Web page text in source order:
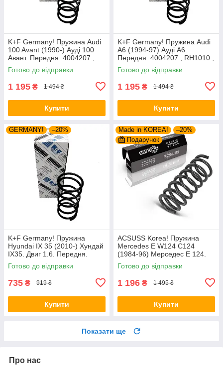
K+F Germany! Пружина Audi
100 Avant (1990-) Ауді 100
Авант. Передня. 4004207 ,
RH1010 , 997224. К+Ф
Німеччина
Готово до відправки
1 195 ₴ 1 494 ₴
Купити
K+F Germany! Пружина Audi
A6 (1994-97) Ауді А6.
Передня. 4004207 , RH1010 ,
997224. К+Ф Німеччина
Готово до відправки
1 195 ₴ 1 494 ₴
Купити
GERMANY! –20%
K+F Germany! Пружина
Hyundai IX 35 (2010-) Хундай
IX35. Двиг 1.6. Передня.
4037261 , RA3461 , 998967.
К+Ф Німеччина
Готово до відправки
735 ₴ 919 ₴
Купити
Made in KOREA!
–20%
Подарунок
ACSUSS Korea! Пружина
Mercedes E W124 C124
(1984-96) Мерседес Е 124.
Задня. 4256803 , RD5084 ,
996072. Аксусс Корея
Готово до відправки
1 196 ₴ 1 495 ₴
Купити
Показати ще
Про нас